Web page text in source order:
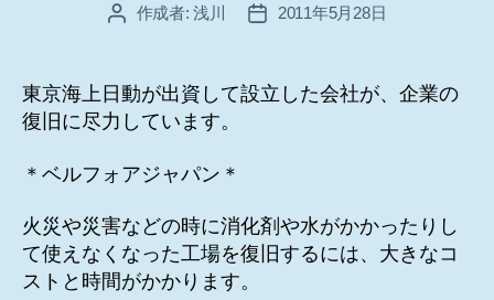
投 作成者:浅川
投
2011年5月28日
東京海上日動が出資して設立した会社が、企業の
復旧に尽力しています。
＊ベルフォアジャパン＊
火災や災害などの時に消化剤や水がかかったりし
て使えなくなった工場を復旧するには、大きなコ
ストと時間がかかります。